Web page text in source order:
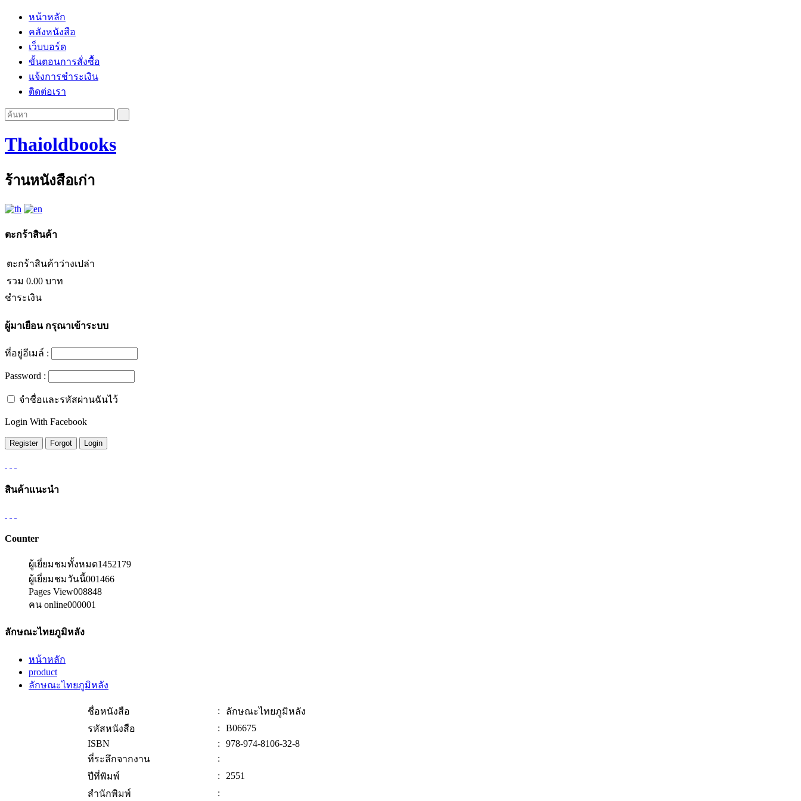
หน้าหลัก
คลังหนังสือ
เว็บบอร์ด
ขั้นตอนการสั่งซื้อ
แจ้งการชำระเงิน
ติดต่อเรา
Thaioldbooks
ร้านหนังสือเก่า
ตะกร้าสินค้า
ตะกร้าสินค้าว่างเปล่า
รวม 0.00 บาท
ชำระเงิน
ผู้มาเยือนกรุณาเข้าระบบ
ที่อยู่อีเมล์ :
Password :
จำชื่อและรหัสผ่านฉันไว้
Login With Facebook
สินค้าแนะนำ
Counter
ผู้เยี่ยมชมทั้งหมด1452179
ผู้เยี่ยมชมวันนี้001466
Pages View008848
คน online000001
ลักษณะไทยภูมิหลัง
หน้าหลัก
product
ลักษณะไทยภูมิหลัง
ชื่อหนังสือ :
ลักษณะไทยภูมิหลัง
รหัสหนังสือ
:
B06675
ISBN
:
978-974-8106-32-8
ที่ระลึกจากงาน
:
ปีที่พิมพ์
:
2551
สำนักพิมพ์
: